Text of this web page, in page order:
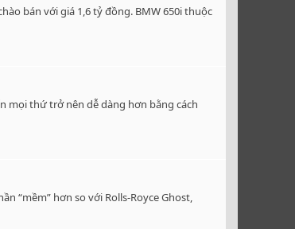
bán với giá 1,6 tỷ đồng. BMW 650i thuộc
mọi thứ trở nên dễ dàng hơn bằng cách
“mềm” hơn so với Rolls-Royce Ghost,